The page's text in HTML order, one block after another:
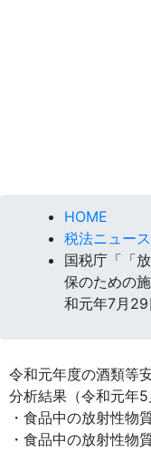
HOME
税法ニュース
国税庁「「
保のための
和元年7月29
令和元年度の酒類等
分析結果（令和元年5
・食品中の放射性物
・食品中の放射性物